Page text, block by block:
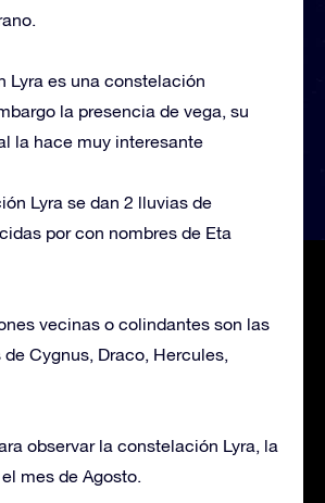
Lyra es una constelación
la presencia de vega, su
la hace muy interesante
Lyra se dan 2 lluvias de
por con nombres de Eta
vecinas o colindantes son las
Cygnus, Draco, Hercules,
observar la constelación Lyra, la
mes de Agosto.